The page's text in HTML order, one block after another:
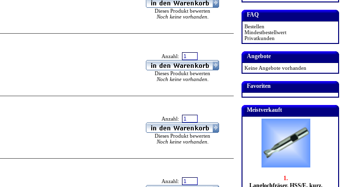
Dieses Produkt bewerten
Noch keine vorhanden.
Anzahl:
Dieses Produkt bewerten
Noch keine vorhanden.
Anzahl:
Dieses Produkt bewerten
Noch keine vorhanden.
Anzahl:
FAQ
Bestellen
Mindestbestellwert
Privatkunden
Angebote
Keine Angebote vorhanden
Favoriten
Meistverkauft
1.
Langlochfräser, HSS/E, kurz,